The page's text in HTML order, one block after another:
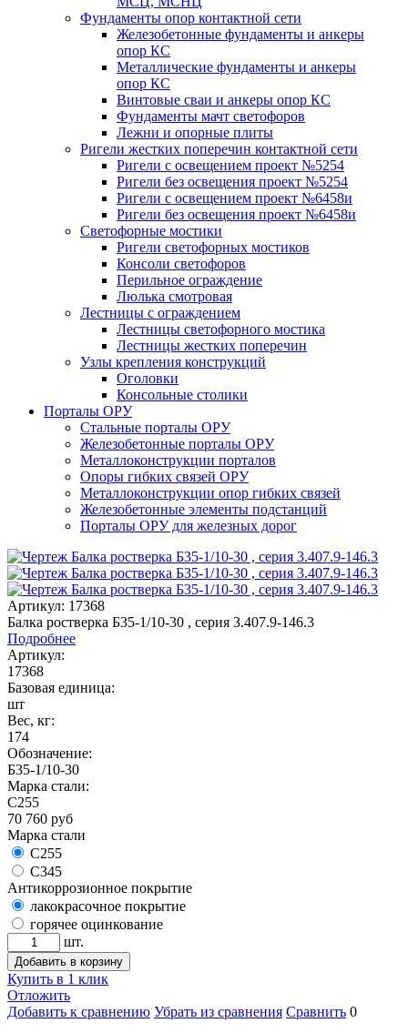
Фундаменты опор контактной сети
Железобетонные фундаменты и анкеры
опор КС
Металлические фундаменты и анкеры
опор КС
Винтовые сваи и анкеры опор КС
Фундаменты мачт светофоров
Лежни и опорные плиты
Ригели жестких поперечин контактной сети
Ригели с освещением проект №5254
Ригели без освещения проект №5254
Ригели с освещением проект №6458и
Ригели без освещения проект №6458и
Светофорные мостики
Ригели светофорных мостиков
Консоли светофоров
Перильное ограждение
Люлька смотровая
Лестницы с ограждением
Лестницы светофорного мостика
Лестницы жестких поперечин
Узлы крепления конструкций
Оголовки
Консольные столики
Порталы ОРУ
Стальные порталы ОРУ
Железобетонные порталы ОРУ
Металлоконструкции порталов
Опоры гибких связей ОРУ
Металлоконструкции опор гибких связей
Железобетонные элементы подстанций
Порталы ОРУ для железных дорог
Артикул: 17368
Балка ростверка Б35-1/10-30 , серия 3.407.9-146.3
Подробнее
Артикул:
17368
Базовая единица:
шт
Вес, кг:
174
Обозначение:
Б35-1/10-30
Марка стали:
С255
70 760 руб
Марка стали
С255
С345
Антикоррозионное покрытие
лакокрасочное покрытие
горячее оцинкование
шт.
Добавить в корзину
Купить в 1 клик
Отложить
Добавить к сравнению Убрать из сравнения Сравнить 0